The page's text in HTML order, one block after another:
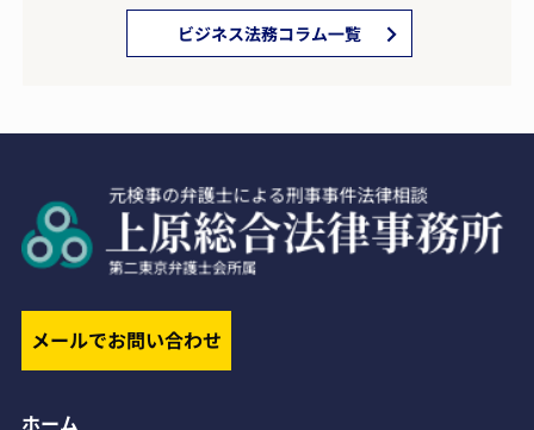
ビジネス法務コラム一覧
メールでお問い合わせ
ホーム